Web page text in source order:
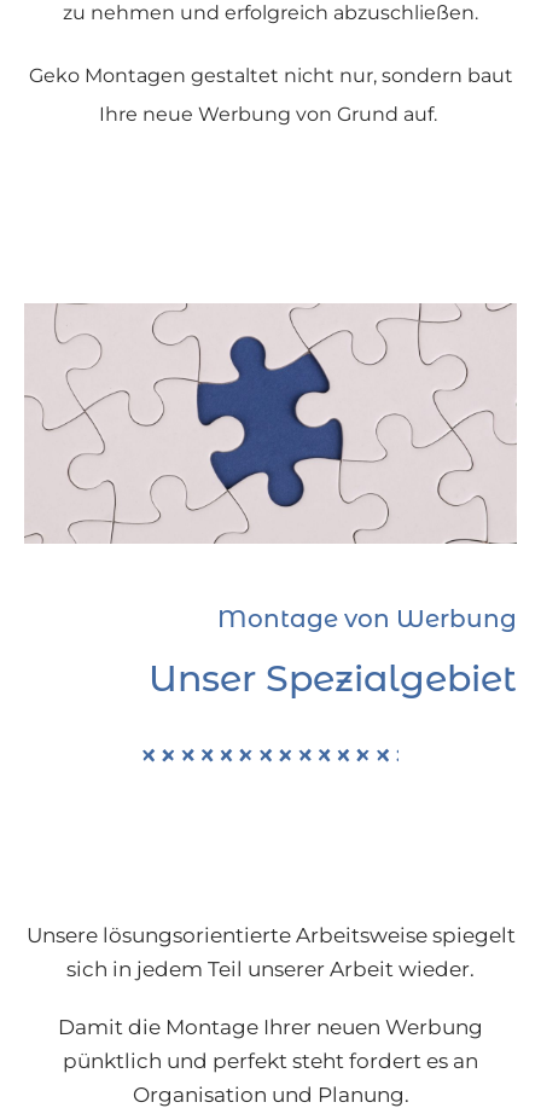
zu nehmen und erfolgreich abzuschließen.
Geko Montagen gestaltet nicht nur, sondern baut
Ihre neue Werbung von Grund auf.
Montage von Werbung
Unser Spezialgebiet
Unsere lösungsorientierte Arbeitsweise spiegelt
sich in jedem Teil unserer Arbeit wieder.
Damit die Montage Ihrer neuen Werbung
pünktlich und perfekt steht fordert es an
Organisation und Planung.